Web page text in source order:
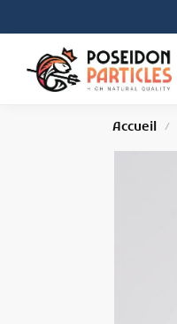
Accueil /